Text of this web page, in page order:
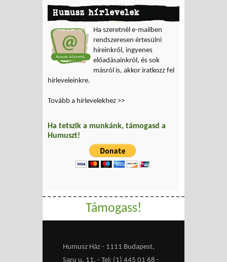
Humusz hírlevelek
Ha szeretnél e-mailben
rendszeresen értesülni
híreinkről, ingyenes
előadásainkról, és sok
másról is, akkor iratkozz fel
hírleveleinkre.
Tovább a hírlevelekhez >>
Ha tetszik a munkánk, támogasd a
Humuszt!
Támogass!
Humusz Ház - 1111 Budapest,
Saru u. 11. - Tel: (1) 445 01 68 -